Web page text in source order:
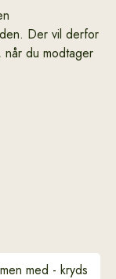
Der vil derfor
du modtager
med - kryds